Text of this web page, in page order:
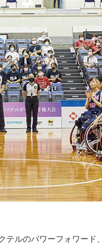
テルのパワーフォワード